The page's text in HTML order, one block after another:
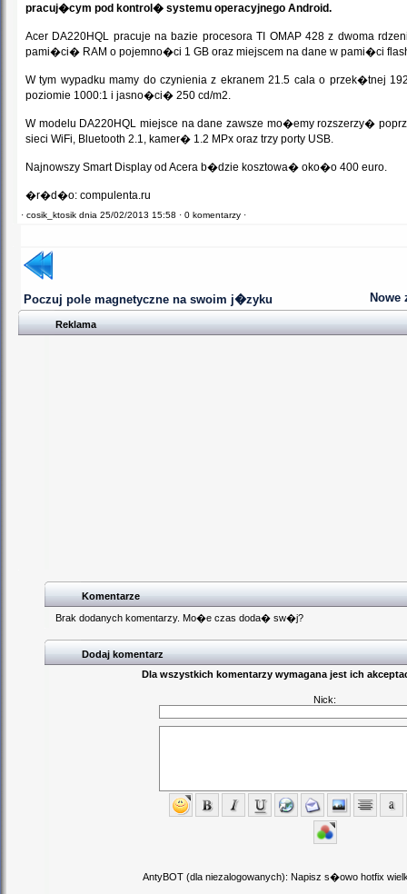
pracuj�cym pod kontrol� systemu operacyjnego Android.
Acer DA220HQL pracuje na bazie procesora TI OMAP 428 z dwoma
pami�ci� RAM o pojemno�ci 1 GB oraz miejscem na dane w pami�ci
W tym wypadku mamy do czynienia z ekranem 21.5 cala o przek�tnej
poziomie 1000:1 i jasno�ci� 250 cd/m2.
W modelu DA220HQL miejsce na dane zawsze mo�emy rozszerzy�
sieci WiFi, Bluetooth 2.1, kamer� 1.2 MPx oraz trzy porty USB.
Najnowszy Smart Display od Acera b�dzie kosztowa� oko�o 400 euro.
�r�d�o: compulenta.ru
· cosik_ktosik dnia 25/02/2013 15:58 · 0 komentarzy ·
Poczuj pole magnetyczne na swoim j�zyku Nowe
Reklama
Komentarze
Brak dodanych komentarzy. Mo�e czas doda� sw�j?
Dodaj komentarz
Dla wszystkich komentarzy wymagana jest ich
Nick:
AntyBOT (dla niezalogowanych): Napisz s�owo hotfix